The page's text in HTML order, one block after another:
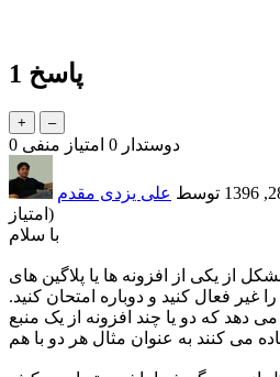
1 پاسخ
0 دوستدار 0 امتیاز منفی
توسط علی یزدی مقدم
امتیاز)
با سلام
از یکی از افزونه ها یا پلاگین های
غیر فعال کنید و دوباره امتحان کنید.
دهد که دو یا چند افزونه از یک منبع